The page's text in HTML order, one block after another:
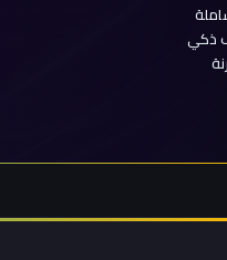
ذكي